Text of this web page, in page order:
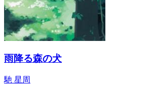
雨降る森の犬
馳 星周